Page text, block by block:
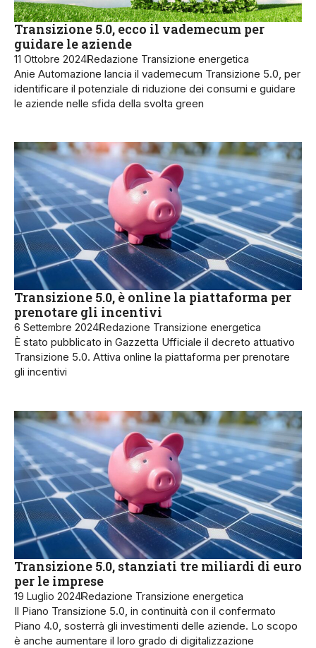
Transizione 5.0, ecco il vademecum per
guidare le aziende
11 Ottobre 2024Redazione Transizione energetica
Anie Automazione lancia il vademecum Transizione 5.0, per
identificare il potenziale di riduzione dei consumi e guidare
le aziende nelle sfida della svolta green
Transizione 5.0, è online la piattaforma per
prenotare gli incentivi
6 Settembre 2024Redazione Transizione energetica
È stato pubblicato in Gazzetta Ufficiale il decreto attuativo
Transizione 5.0. Attiva online la piattaforma per prenotare
gli incentivi
Transizione 5.0, stanziati tre miliardi di euro
per le imprese
19 Luglio 2024Redazione Transizione energetica
Il Piano Transizione 5.0, in continuità con il confermato
Piano 4.0, sosterrà gli investimenti delle aziende. Lo scopo
è anche aumentare il loro grado di digitalizzazione